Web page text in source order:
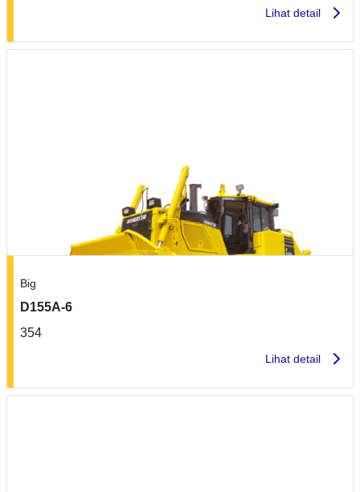
Lihat detail
Big
D155A-6
354
Lihat detail